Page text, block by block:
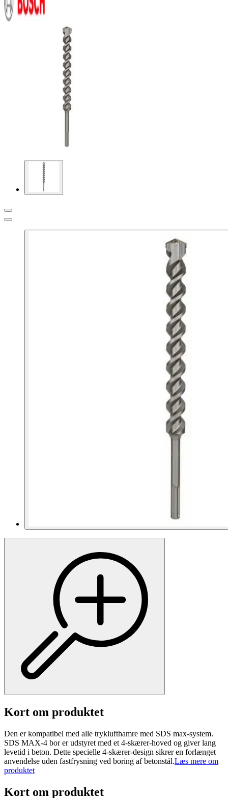
Kort om produktet
Den er kompatibel med alle tryklufthamre med SDS max-system.
SDS MAX-4 bor er udstyret med et 4-skærer-hoved og giver lang
levetid i beton. Dette specielle 4-skærer-design sikrer en forlænget
anvendelse uden fastfrysning ved boring af betonstål.Læs mere om
produktet
Kort om produktet